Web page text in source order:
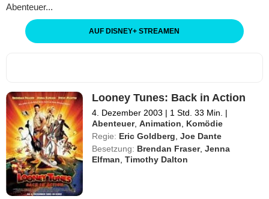
Abenteuer...
AUF DISNEY+ STREAMEN
Looney Tunes: Back in Action
4. Dezember 2003 | 1 Std. 33 Min. |
Abenteuer,Animation
Komödie
Regie: Eric Goldberg ,Joe Dante
Besetzung: Brendan Fraser,Jenna
Elfman ,Timothy Dalton